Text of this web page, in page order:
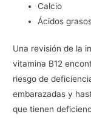
Calcio
Ácidos
Una revisión de la
vitamina B12
riesgo de
embarazadas y
que tienen